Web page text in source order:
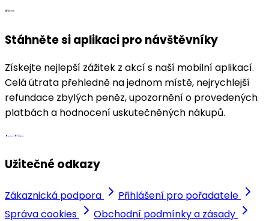
Stáhněte si aplikaci pro návštěvníky
Získejte nejlepší zážitek z akcí s naší mobilní aplikací.
Celá útrata přehledně na jednom místě, nejrychlejší
refundace zbylých peněz, upozornění o provedených
platbách a hodnocení uskutečněných nákupů.
Užitečné odkazy
Zákaznická podpora
Přihlášení pro pořadatele
Správa cookies
Obchodní podmínky a zásady